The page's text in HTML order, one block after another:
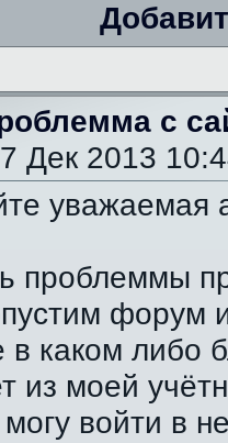
с
Дек 2013
уважаемая
проблеммы
форум
каком либо
из моей
войти в